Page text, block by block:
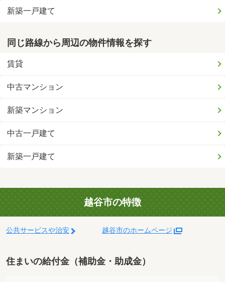
新築一戸建て
同じ路線から周辺の物件情報を探す
賃貸
中古マンション
新築マンション
中古一戸建て
新築一戸建て
越谷市の特徴
公共サービスや治安 越谷市のホームページ
住まいの給付金（補助金・助成金）